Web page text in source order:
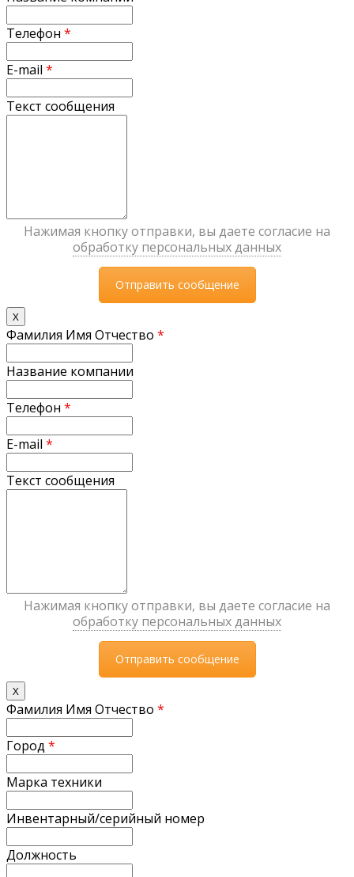
Телефон *
E-mail *
Текст сообщения
Нажимая кнопку отправки, вы даете согласие на
обработку персональных данных
X
Фамилия Имя Отчество *
Название компании
Телефон *
E-mail *
Текст сообщения
Нажимая кнопку отправки, вы даете согласие на
обработку персональных данных
X
Фамилия Имя Отчество *
Город *
Марка техники
Инвентарный/серийный номер
Должность